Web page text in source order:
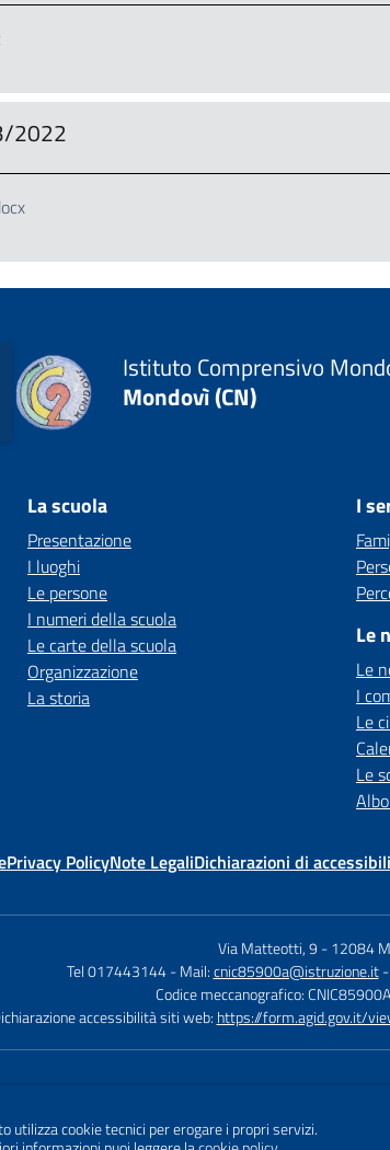
2022
Istituto Comprensivo
Mondovì (CN)
La scuola
Presentazione
I luoghi
Le persone
I numeri della scuola
Le carte della scuola
Organizzazione
La storia
I
Le
Le
I
Le
Le
Privacy PolicyNote LegaliDichiarazioni di
Via Matteotti, 9 -12084
Tel 017443144 - Mail:cnic85900a@istruzione.it
Codice meccanografico: CNIC85900A
accessibilità siti web: https://form.agid.gov.it/
utilizza cookie tecnici per erogare i propri servizi.